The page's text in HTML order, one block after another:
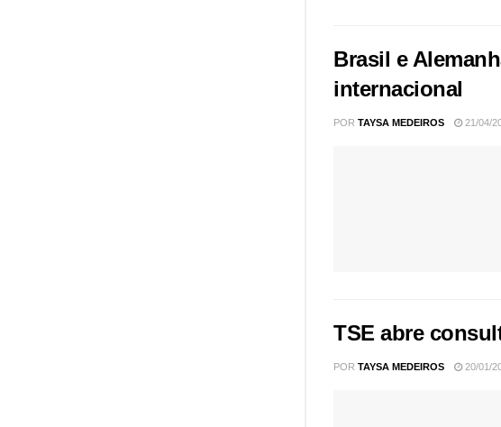
Brasil e
internacional
POR TAYSA MEDEIROS 21/04/
TSE abre
POR TAYSA MEDEIROS 20/01/